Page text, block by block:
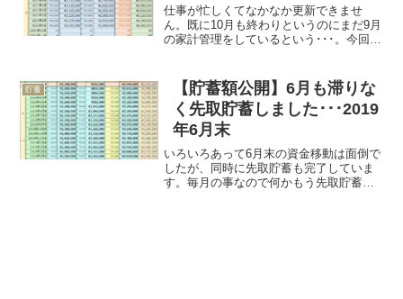
仕事が忙しくてなかなか更新できませ
ん。既に10月も終わりというのにまだ9月
の家計管理をしているという･･･。今回は
貯蓄
【貯蓄額公開】6月も滞りな
く先取貯蓄しました･･･2019
年6月末
いろいろあって6月末の資金移動は面倒で
したが、同時に先取貯蓄も完了していま
す。毎月の事なので何かもう先取貯蓄と